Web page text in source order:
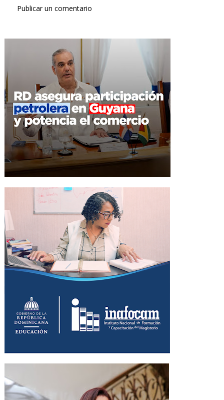
Publicar un comentario